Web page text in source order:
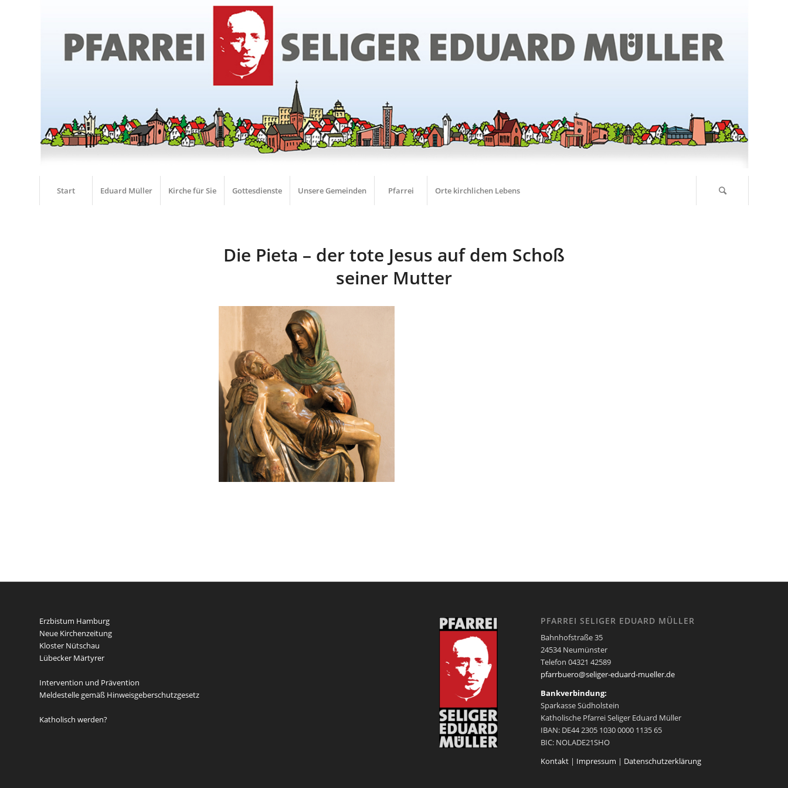
Start Eduard Müller Kirche für Sie Gottesdienste Unsere Gemeinden Pfarrei Orte kirchlichen Lebens
Die Pieta – der tote Jesus auf dem Schoß
seiner Mutter
Erzbistum Hamburg
Neue Kirchenzeitung
Kloster Nütschau
Lübecker Märtyrer
Intervention und Prävention
Meldestelle gemäß Hinweisgeberschutzgesetz
Katholisch werden?
PFARREI SELIGER EDUARD MÜLLER
Bahnhofstraße 35
24534 Neumünster
Telefon 04321 42589
pfarrbuero@seliger-eduard-mueller.de
Bankverbindung:
Sparkasse Südholstein
Katholische Pfarrei Seliger Eduard Müller
IBAN: DE44 2305 1030 0000 1135 65
BIC: NOLADE21SHO
Kontakt | Impressum | Datenschutzerklärung